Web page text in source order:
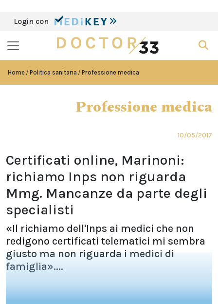
Login con
Home Politica sanitaria Professione medica
Professione medica
10/05/2017
Certificati online, Marinoni:
richiamo Inps non riguarda
Mmg. Mancanze da parte degli
specialisti
«Il richiamo dell'Inps ai medici che non
redigono certificati telematici mi sembra
giusto ma non riguarda i medici di
famiglia»....